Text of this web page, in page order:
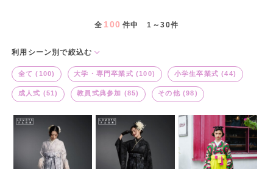
全 100 件中 1～30件
利用シーン別で絞込む
全て (100) 大学・専門卒業式 (100) 小学生卒業式 (44)
成人式 (51) 教員式典参加 (85) その他 (98)